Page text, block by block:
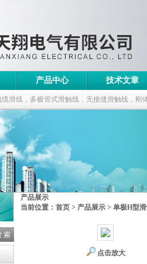
产品中心 技术文章
滑线，多极管式滑触线，无接缝滑触线，刚
产品展示
当前位置： 首页 > 产品展示 > 单极H型
点击放大